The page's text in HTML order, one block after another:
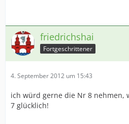
friedrichshai
Fortgeschrittener
4. September 2012 um 15:43
ich würd gerne die Nr 8 nehmen,
7 glücklich!